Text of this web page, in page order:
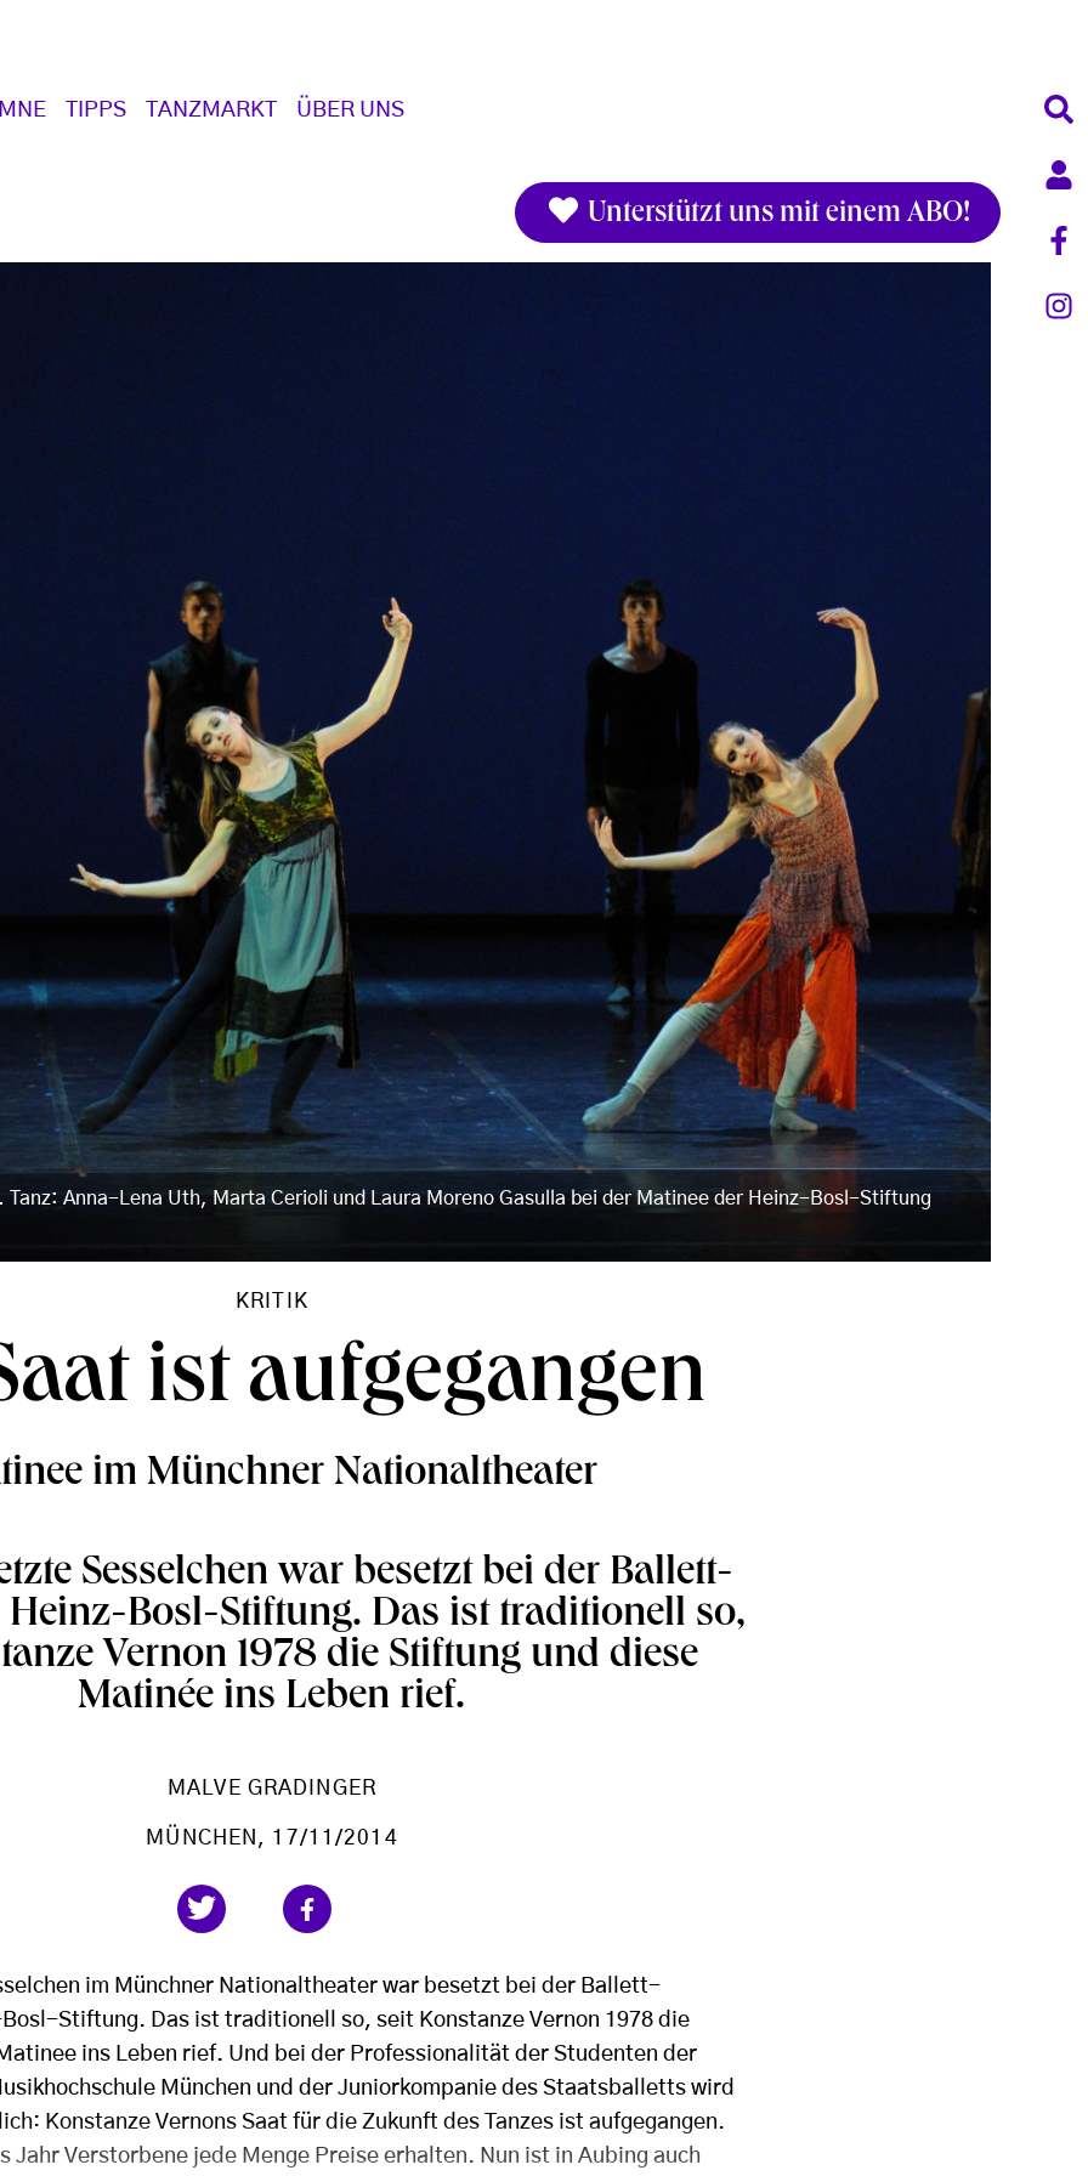
TIPPS TANZMARKT ÜBER UNS
Unterstützt uns mit einem ABO!
Tanz: Anna-Lena Uth, Marta Cerioli und Laura Moreno Gasulla bei der Matinee der Heinz-Bosl-Stiftung
KRITIK
ist aufgegangen
im Münchner Nationaltheater
Sesselchen war besetzt bei der Ballett-
Heinz-Bosl-Stiftung. Das ist traditionell so,
Vernon 1978 die Stiftung und diese
Matinée ins Leben rief.
MALVE GRADINGER
MÜNCHEN , 17/11/2014
im Münchner Nationaltheater war besetzt bei der Ballett-
Stiftung. Das ist traditionell so, seit Konstanze Vernon 1978 die
ins Leben rief. Und bei der Professionalität der Studenten der
München und der Juniorkompanie des Staatsballetts wird
Konstanze Vernons Saat für die Zukunft des Tanzes ist aufgegangen.
Jahr Verstorbene jede Menge Preise erhalten. Nun ist in Aubing auch